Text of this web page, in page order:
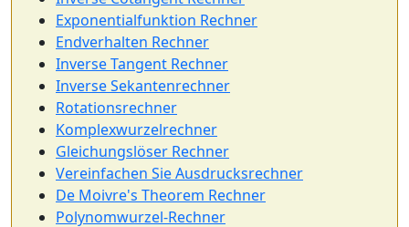
Exponentialfunktion Rechner
Endverhalten Rechner
Inverse Tangent Rechner
Inverse Sekantenrechner
Rotationsrechner
Komplexwurzelrechner
Gleichungslöser Rechner
Vereinfachen Sie Ausdrucksrechner
De Moivre's Theorem Rechner
Polynomwurzel-Rechner